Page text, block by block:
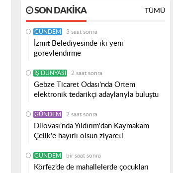
SON DAKIKA TÜMÜ
GÜNDEM 3 saat sonra
İzmit Belediyesinde iki yeni
görevlendirme
İŞ DÜNYASI 2 saat sonra
Gebze Ticaret Odası’nda Ortem
elektronik tedarikçi adaylarıyla buluştu
GÜNDEM 2 saat sonra
Dilovası’nda Yıldırım'dan Kaymakam
Çelik'e hayırlı olsun ziyareti
GÜNDEM bir saat sonra
Körfez’de de mahallelerde çocukları